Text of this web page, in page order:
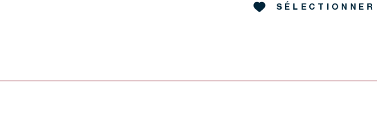
SÉLECTIONNER